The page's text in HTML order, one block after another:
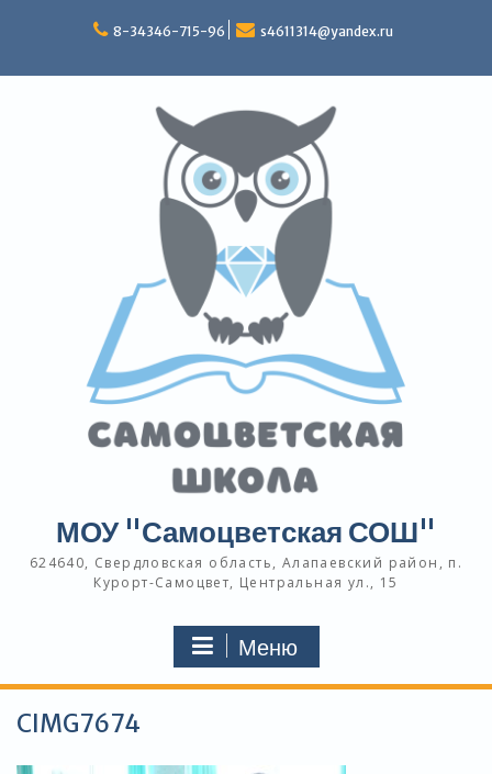
8-34346-715-96 s4611314@yandex.ru
МОУ "Самоцветская СОШ"
624640, Свердловская область, Алапаевский район, п.
Курорт-Самоцвет, Центральная ул., 15
Меню
CIMG7674